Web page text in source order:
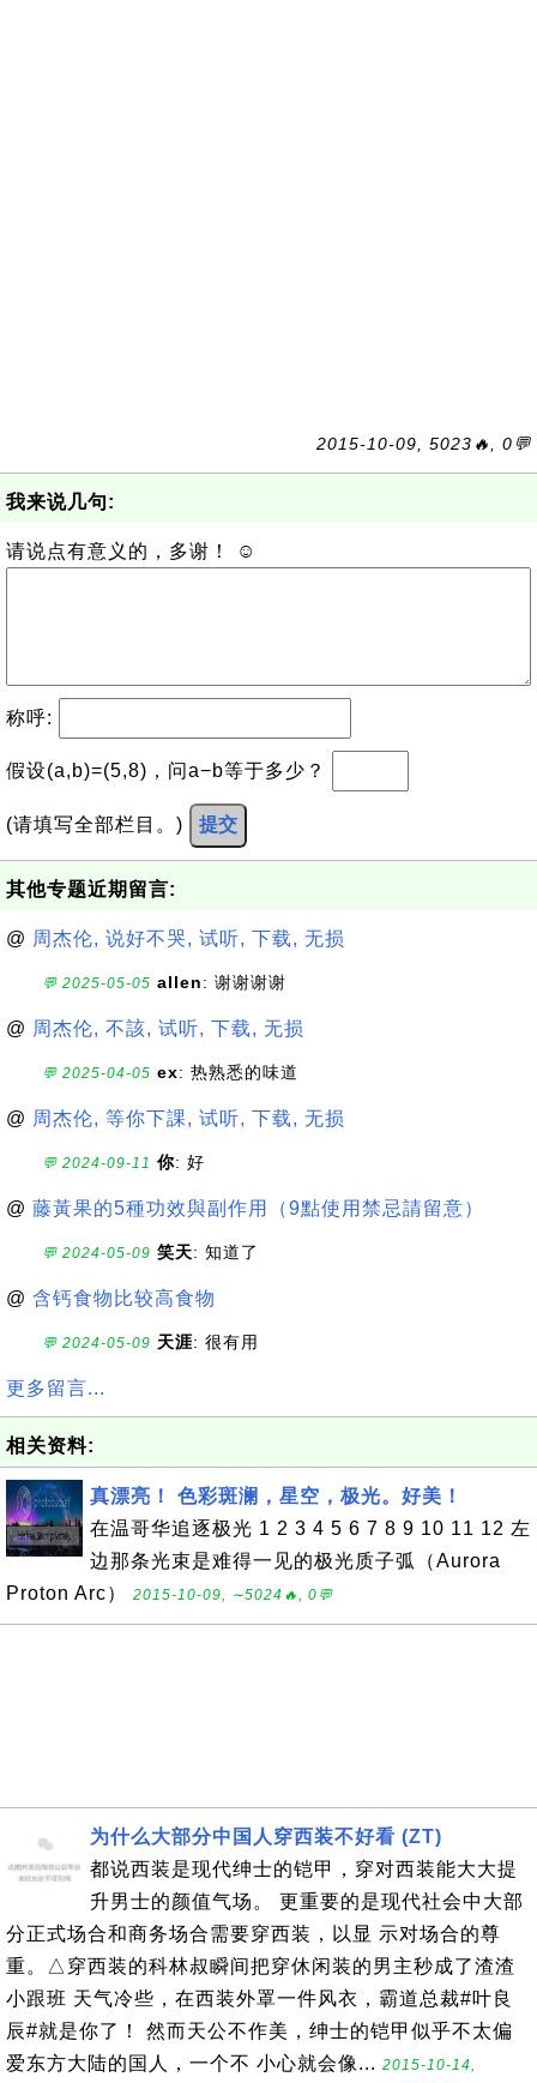
2015-10-09, 5023🔥, 0💬
我来说几句:
请说点有意义的，多谢！ ☺
称呼:
假设(a,b)=(5,8)，问a−b等于多少？
(请填写全部栏目。) 提交
其他专题近期留言:
@ 周杰伦, 说好不哭, 试听, 下载, 无损
💬 2025-05-05 allen: 谢谢谢谢
@ 周杰伦, 不該, 试听, 下载, 无损
💬 2025-04-05 ex: 热熟悉的味道
@ 周杰伦, 等你下課, 试听, 下载, 无损
💬 2024-09-11 你: 好
@ 藤黃果的5種功效與副作用（9點使用禁忌請留意）
💬 2024-05-09 笑天: 知道了
@ 含钙食物比较高食物
💬 2024-05-09 天涯: 很有用
更多留言...
相关资料:
真漂亮！ 色彩斑澜，星空，极光。好美！
在温哥华追逐极光 1 2 3 4 5 6 7 8 9 10 11 12 左
边那条光束是难得一见的极光质子弧（Aurora
Proton Arc）
2015-10-09, ∼5024🔥, 0💬
为什么大部分中国人穿西装不好看 (ZT)
都说西装是现代绅士的铠甲，穿对西装能大大提
升男士的颜值气场。 更重要的是现代社会中大部
分正式场合和商务场合需要穿西装，以显 示对场合的尊
重。△穿西装的科林叔瞬间把穿休闲装的男主秒成了渣渣
小跟班 天气冷些，在西装外罩一件风衣，霸道总裁#叶良
辰#就是你了！ 然而天公不作美，绅士的铠甲似乎不太偏
爱东方大陆的国人，一个不 小心就会像... 2015-10-14,